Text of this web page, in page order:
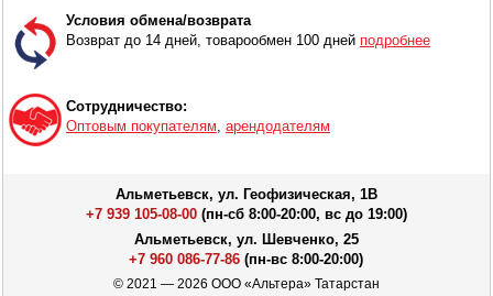
Условия обмена/возврата
Возврат до 14 дней, товарообмен 100 дней подробнее
Сотрудничество:
Оптовым покупателям арендодателям
Альметьевск, ул. Геофизическая, 1В
+7 939 105-08-00(пн-сб 8:00-20:00, вс до 19:00)
Альметьевск, ул. Шевченко, 25
+7 960 086-77-86 (пн-вс 8:00-20:00)
© 2021 — 2026 ООО «Альтера» Татарстан